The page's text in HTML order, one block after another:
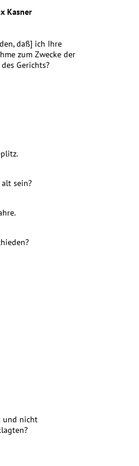
Kasner
daß] ich Ihre
zum Zwecke der
Gerichts?
sein?
und nicht